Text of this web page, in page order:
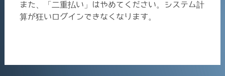
また、「二重払い」はやめてください。システム計
算が狂いログインできなくなります。